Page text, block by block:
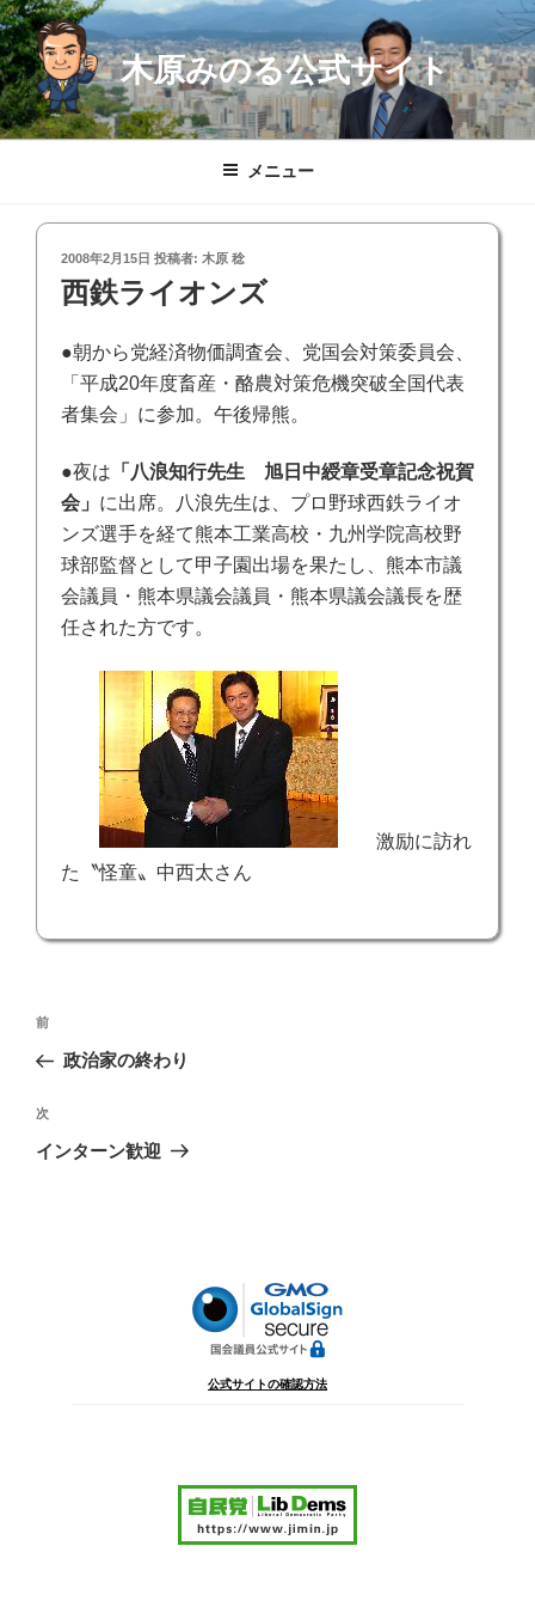
コ
ン
テ
ン
ツ
木原みのる公式サイト
メニュー
投
稿
日:
2008年2月15日 投稿者: 木原 稔
西鉄ライオンズ
●朝から党経済物価調査会、党国会対策委員会、
「平成20年度畜産・酪農対策危機突破全国代表
者集会」に参加。午後帰熊。
●夜は 「八浪知行先生 旭日中綬章受章記念祝賀
会」 に出席。八浪先生は、プロ野球西鉄ライオ
ンズ選手を経て熊本工業高校・九州学院高校野
球部監督として甲子園出場を果たし、熊本市議
会議員・熊本県議会議員・熊本県議会議長を歴
任された方です。
激励に訪れ
た〝怪童〟中西太さん
投
ナ
ビ
ゲ
前
の
稿
前
政治家の終わり
次
の
次
インターン歓迎
公式サイトの確認方法